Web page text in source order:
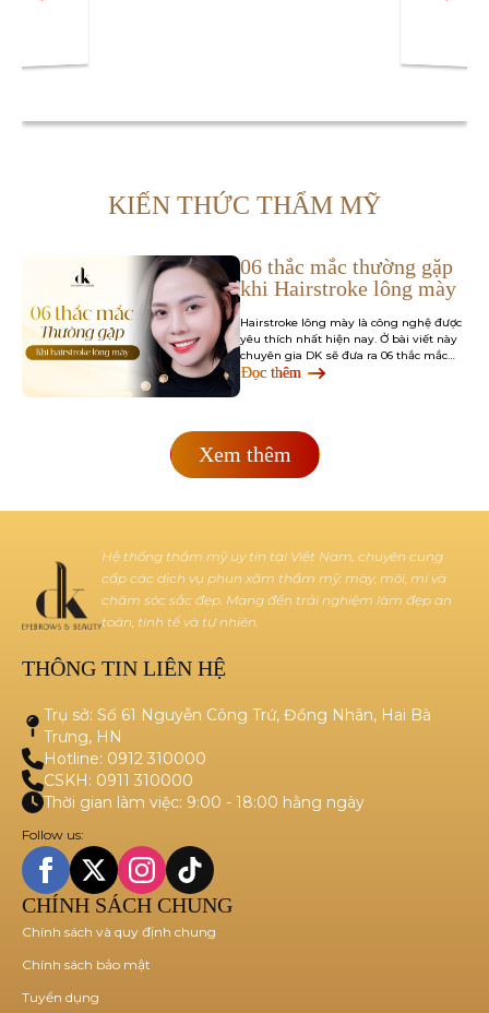
KIẾN THỨC THẨM MỸ
06 thắc mắc thường gặp
khi Hairstroke lông mày
Hairstroke lông mày là công nghệ được
yêu thích nhất hiện nay. Ở bài viết này
chuyên gia DK sẽ đưa ra 06 thắc mắc
thường gặp của khách hàng…
Đọc thêm
Xem thêm
Hệ thống thẩm mỹ uy tín tại Việt Nam, chuyên cung
cấp các dịch vụ phun xăm thẩm mỹ: mày, môi, mí và
chăm sóc sắc đẹp. Mang đến trải nghiệm làm đẹp an
toàn, tinh tế và tự nhiên.
THÔNG TIN LIÊN HỆ
Trụ sở: Số 61 Nguyễn Công Trứ, Đồng Nhân, Hai Bà
Trưng, HN
Hotline: 0912 310000
CSKH: 0911 310000
Thời gian làm việc: 9:00 - 18:00 hằng ngày
Follow us:
CHÍNH SÁCH CHUNG
Chính sách và quy định chung
Chính sách bảo mật
Tuyển dụng